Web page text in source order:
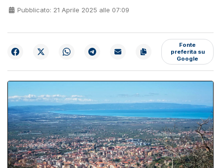
Pubblicato: 21 Aprile 2025 alle 07:09
Fonte
preferita su
Google